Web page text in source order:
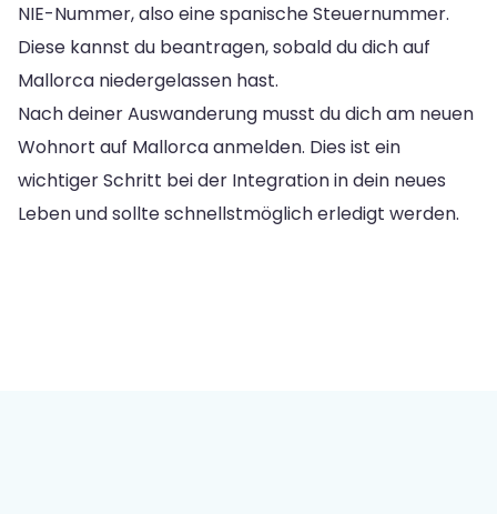
NIE-Nummer, also eine spanische Steuernummer.
Diese kannst du beantragen, sobald du dich auf
Mallorca niedergelassen hast.
Nach deiner Auswanderung musst du dich am neuen
Wohnort auf Mallorca anmelden. Dies ist ein
wichtiger Schritt bei der Integration in dein neues
Leben und sollte schnellstmöglich erledigt werden.